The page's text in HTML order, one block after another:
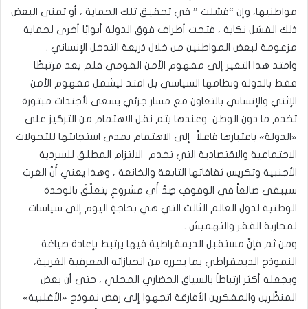
مواطنيها، وإن “فشلت ” في تحقيق تلك الحماية ، أو تمنى البعض
ذلك الفشل نكاية ، فتحت أطراف فوق الدولة أبوابًا أخرى لحماية
مزعومة لبعض المواطنين من خلال ذريعة التدخل الإنساني .
وامتد هذا التغير إلى مفهوم الأمن القومي فلم يعد مرتبطًا
فقط بالدولة ونظامها السياسي بل امتد ليشمل مفهوم الأمن
الإثني والإنساني بالتعاون مع مسار جزئي يسعى لأجندات مبتورة
تخدم ما دون الوطن وعندها يتم نقل الاهتمام من التركيز على
«الدولة» باعتبارها فاعلاً إلى الاهتمام بمدى استجابتها للتحولات
الاجتماعية والاقتصادية التي تخدم الالتزام المطلق للسردية
الأجنبية وتكريس ثقافاتها التابعة والخانعة ، وهذا يعني أَنَّ الغربَ
سيبقى ضالعاً في الوقوفِ ضِدَّ أَي مشروعٍ يتعلَّقُ بالوحدة
الوطنية لدول العالم الثالث التي هي بحاجةٍ اليوم إلى سياسات
لمحاربة الفقر والتهميش .
ومن ثم فإنّ مستقبل الديمقراطية فيها يرتبط بإعادة صياغة
النموذج الديمقراطي بما يحرره من انحيازاته المعرفية الغربية،
ويجعله أكثر ارتباطاً بالسياق الحضاري المحلي ، حتى أن بعض
المنظّرين والمفكرين الأفارقة اتجهوا إلى رفض نموذج «الأغلبية»